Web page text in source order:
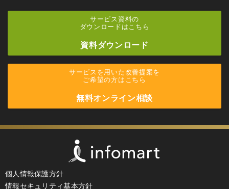
サービス資料の
ダウンロードはこちら
資料ダウンロード
サービスを用いた改善提案を
ご希望の方はこちら
無料オンライン相談
個人情報保護方針
情報セキュリティ基本方針